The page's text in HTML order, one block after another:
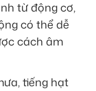
từ động cơ,
có thể dễ
cách âm
tiếng hạt